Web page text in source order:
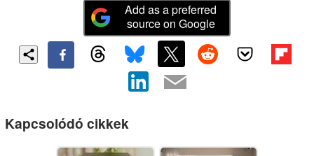
Add as a preferred
source on Google
Kapcsolódó cikkek